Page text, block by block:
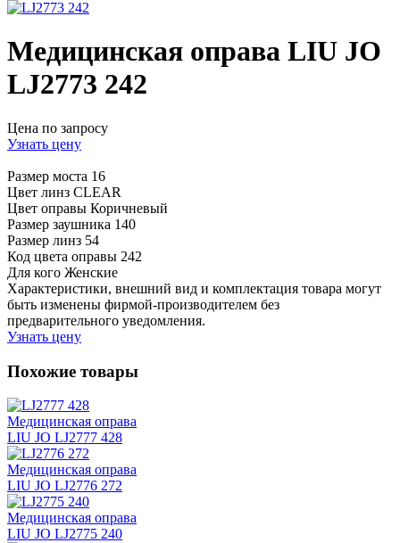
Медицинская оправа LIU JO
LJ2773 242
Цена по запросу
Узнать цену
Размер моста 16
Цвет линз CLEAR
Цвет оправы Коричневый
Размер заушника 140
Размер линз 54
Код цвета оправы 242
Для кого Женские
Характеристики, внешний вид и комплектация товара могут
быть изменены фирмой-производителем без
предварительного уведомления.
Узнать цену
Похожие товары
Медицинская оправа
LIU JO LJ2777 428
Медицинская оправа
LIU JO LJ2776 272
Медицинская оправа
LIU JO LJ2775 240